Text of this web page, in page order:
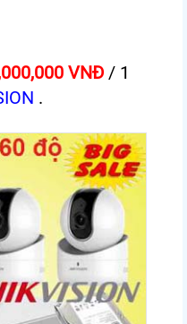
VNĐ / 1
.